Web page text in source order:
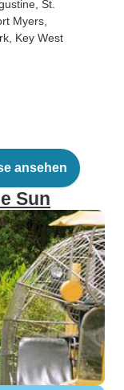
, St.
Myers
, Key West
ansehen
Sun